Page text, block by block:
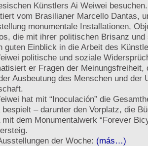
Künstlers Ai Weiwei besuchen.
vom Brasilianer Marcello Dantas,
monumentale Installationen,
die mit ihrer politischen Brisanz und
guten Einblick in die Arbeit des
politische und soziale
er Fragen der Meinungsfreiheit,
Ausbeutung des Menschen und der
hat mit “Inoculación” die
bespielt – darunter den Vorplatz, die
mit dem Monumentalwerk “Forever
der Woche: (más…)